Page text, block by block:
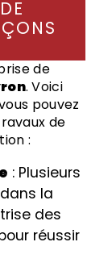
de
. Voici
pouvez
de
:
: Plusieurs
la
des
réussir